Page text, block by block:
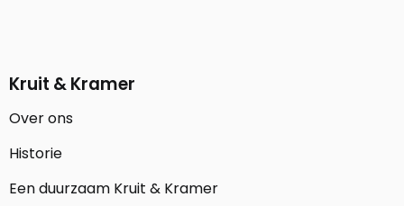
Kruit & Kramer
Over ons
Historie
Een duurzaam Kruit & Kramer